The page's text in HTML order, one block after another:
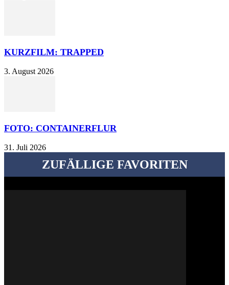
KURZFILM: TRAPPED
3. August 2026
FOTO: CONTAINERFLUR
31. Juli 2026
ZUFÄLLIGE FAVORITEN